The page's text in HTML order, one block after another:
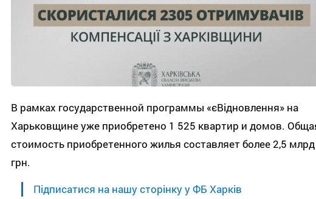
В рамках государственной программы «єВідновлення» на
Харьковщине уже приобретено 1 525 квартир и домов.
стоимость приобретенного жилья составляет более 2,5 млрд
грн.
Підписатися на нашу сторінку у ФБ Харків